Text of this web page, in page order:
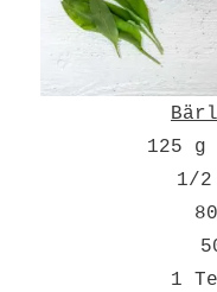
125 g
1/2
1